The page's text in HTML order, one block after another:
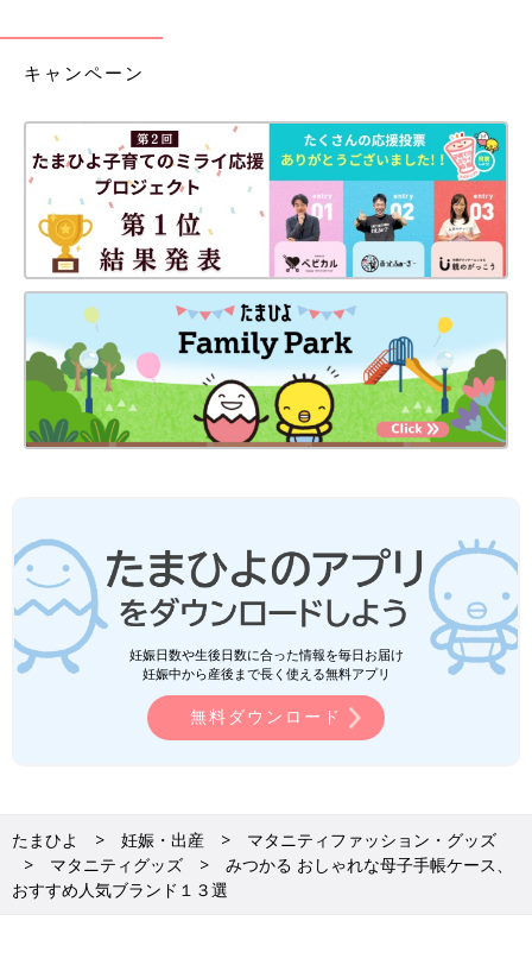
2212
Amazonで見る
クーザのケースはディズニーのキャラクターが描かれています。
こちらはトイストーリーデザインです。カードポケットは14個あ
ります。
サイズ：縦28.5cm x 横18.9cm ×マチ 2.6cm
素材：T/C、ポリエステル、ナイロン、ポリウレタン
開け口：面ファスナー式
【口コミピックアップ】
二人の子供の母子手帳や、診察券、お薬手帳、とたくさん入りま
す。
が持ってもさほど恥ずかしくないので、良いと思います。
４【エクスプレナード(Exprenade)】パパも持ちやすいヒ
ッコリー柄母子手帳ケース
キャンペーン
妊娠日数や生後日数に合った情報を毎日お届け
妊娠中から産後まで長く使える無料アプリ
無料ダウンロード
たまひよ 妊娠・出産
マタニティファッション・グッズ
マタニティグッズ
みつかる おしゃれな母子手帳ケース、
おすすめ人気ブランド１３選